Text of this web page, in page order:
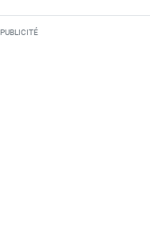
PUBLICITÉ